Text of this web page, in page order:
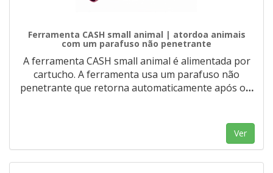
Ferramenta CASH small animal | atordoa animais
com um parafuso não penetrante
A ferramenta CASH small animal é alimentada por
cartucho. A ferramenta usa um parafuso não
penetrante que retorna automaticamente após o…
Ver